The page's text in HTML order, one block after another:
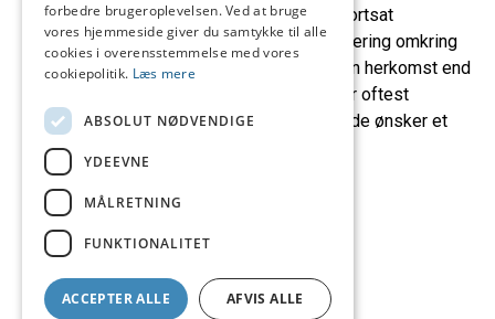
område. Men vi kræver også, at man ikke fortsat
fremsætter overdrevne myter og stigmatisering omkring
en stor gruppering af sexarbejdere af anden herkomst end
dansk. De sensationelle meldinger kommer oftest
interessegrupper, som af ideologiske grunde ønsker et
forbud mod sexkøb.
forbedre brugeroplevelsen. Ved at bruge
vores hjemmeside giver du samtykke til alle
cookies i overensstemmelse med vores
cookiepolitik. Læs mere
ABSOLUT NØDVENDIGE
YDEEVNE
MÅLRETNING
FUNKTIONALITET
ACCEPTER ALLE AFVIS ALLE